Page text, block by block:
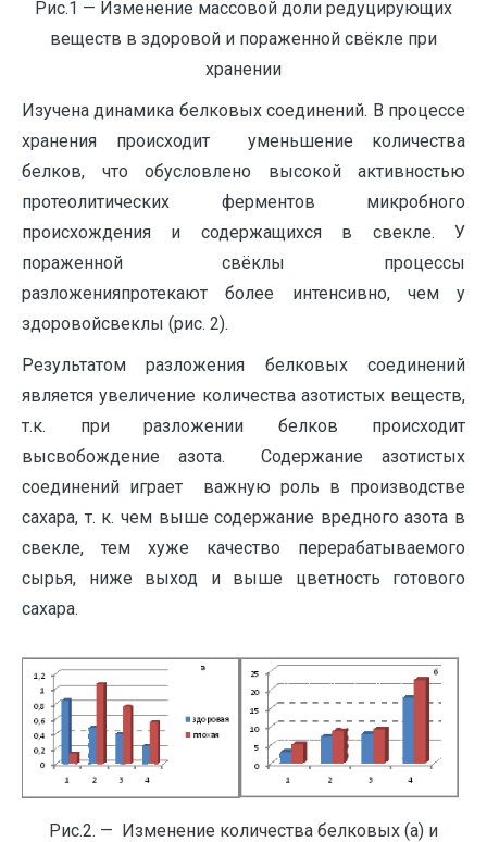
Рис.1 — Изменение массовой доли редуцирующих
веществ в здоровой и пораженной свёкле при
хранении
Изучена динамика белковых соединений. В процессе
хранения происходит уменьшение количества
белков, что обусловлено высокой активностью
протеолитических ферментов микробного
происхождения и содержащихся в свекле. У
пораженной свёклы процессы
разложенияпротекают более интенсивно, чем у
здоровойсвеклы (рис. 2).
Результатом разложения белковых соединений
является увеличение количества азотистых веществ,
т.к. при разложении белков происходит
высвобождение азота. Содержание азотистых
соединений играет важную роль в производстве
сахара, т. к. чем выше содержание вредного азота в
свекле, тем хуже качество перерабатываемого
сырья, ниже выход и выше цветность готового
сахара.
Рис.2. — Изменение количества белковых (а) и